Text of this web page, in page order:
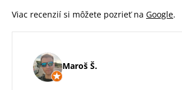
Viac recenzií si môžete pozrieť na Google.
Maroš Š.